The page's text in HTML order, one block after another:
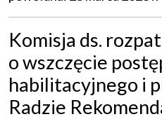
Komisja ds.
o wszczęcie
habilitacyjnego i
Radzie